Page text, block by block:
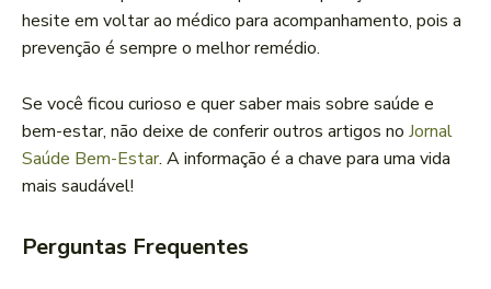
hesite em voltar ao médico para acompanhamento, pois a
prevenção é sempre o melhor remédio.
Se você ficou curioso e quer saber mais sobre saúde e
bem-estar, não deixe de conferir outros artigos no Jornal
Saúde Bem-Estar. A informação é a chave para uma vida
mais saudável!
Perguntas Frequentes